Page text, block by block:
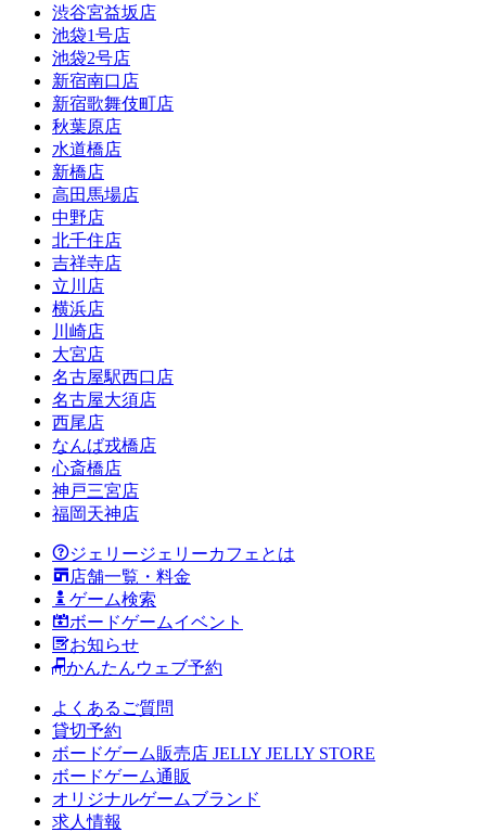
渋谷宮益坂店
池袋1号店
池袋2号店
新宿南口店
新宿歌舞伎町店
秋葉原店
水道橋店
新橋店
高田馬場店
中野店
北千住店
吉祥寺店
立川店
横浜店
川崎店
大宮店
名古屋駅西口店
名古屋大須店
西尾店
なんば戎橋店
心斎橋店
神戸三宮店
福岡天神店
ジェリージェリーカフェとは
店舗一覧・料金
ゲーム検索
ボードゲームイベント
お知らせ
かんたんウェブ予約
よくあるご質問
貸切予約
ボードゲーム販売店 JELLY JELLY STORE
ボードゲーム通販
オリジナルゲームブランド
求人情報